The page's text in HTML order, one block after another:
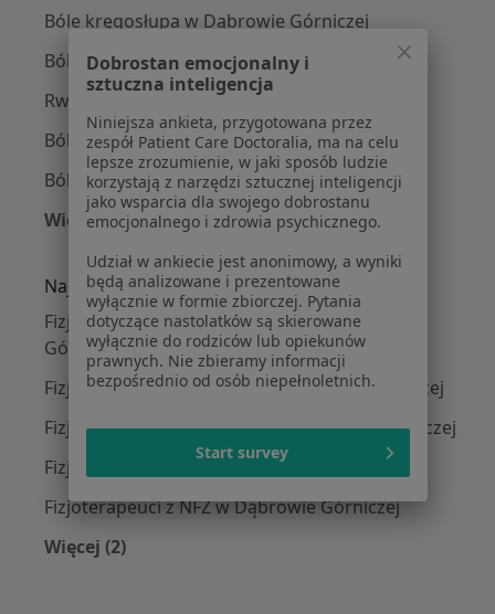
Bóle kręgosłupa w Dąbrowie Górniczej
Ból barku w Dąbrowie Górniczej
Rwa kulszowa w Dąbrowie Górniczej
Ból biodra w Dąbrowie Górniczej
Ból kolana w Dąbrowie Górniczej
Więcej (15)
Najpopularniejsze ubezpieczenia
Fizjoterapeuci z PZU Zdrowie w Dąbrowie
Górniczej
Fizjoterapeuci z LUX MED w Dąbrowie Górniczej
Fizjoterapeuci z Medicover w Dąbrowie Górniczej
Fizjoterapeuci z Allianz w Dąbrowie Górniczej
Fizjoterapeuci z NFZ w Dąbrowie Górniczej
Więcej (2)
Dobrostan emocjonalny i
sztuczna inteligencja
Niniejsza ankieta, przygotowana przez
zespół Patient Care Doctoralia, ma na celu
lepsze zrozumienie, w jaki sposób ludzie
korzystają z narzędzi sztucznej inteligencji
jako wsparcia dla swojego dobrostanu
emocjonalnego i zdrowia psychicznego.
Udział w ankiecie jest anonimowy, a wyniki
będą analizowane i prezentowane
wyłącznie w formie zbiorczej. Pytania
dotyczące nastolatków są skierowane
wyłącznie do rodziców lub opiekunów
prawnych. Nie zbieramy informacji
bezpośrednio od osób niepełnoletnich.
Start survey